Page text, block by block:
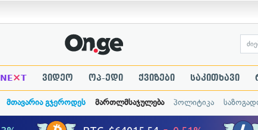
NE×T ვიდეო ოპ-ედი ქვიზები საკითხავი
მთავარია გჯეროდეს მართლმსაჯულება პოლიტიკა